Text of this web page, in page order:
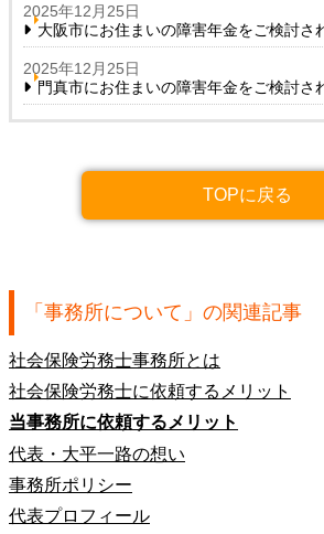
2025年12月25日
大阪市にお住まいの障害年金をご検討さ
2025年12月25日
門真市にお住まいの障害年金をご検討さ
TOPに戻る
「 事務所について 」の関連記事
社会保険労務士事務所とは
社会保険労務士に依頼するメリット
当事務所に依頼するメリット
代表・大平一路の想い
事務所ポリシー
代表プロフィール